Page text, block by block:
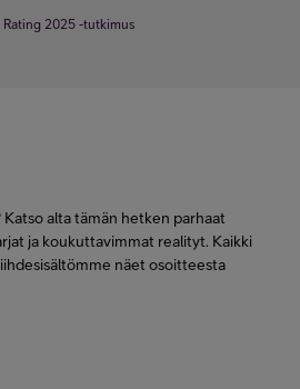
Rating 2025 -tutkimus
alta tämän hetken parhaat
ja koukuttavimmat realityt. Kaikki
näet osoitteesta